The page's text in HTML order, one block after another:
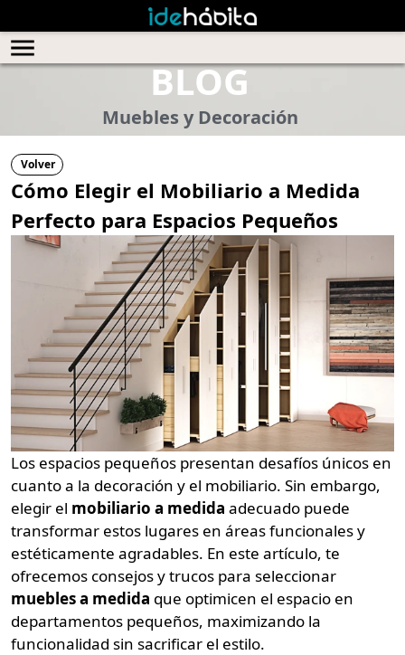
BLOG
Muebles y Decoración
Volver
Cómo Elegir el Mobiliario a Medida
Perfecto para Espacios Pequeños
Los espacios pequeños presentan desafíos únicos en
cuanto a la decoración y el mobiliario. Sin embargo,
elegir el mobiliario a medida adecuado puede
transformar estos lugares en áreas funcionales y
estéticamente agradables. En este artículo, te
ofrecemos consejos y trucos para seleccionar
muebles a medida que optimicen el espacio en
departamentos pequeños, maximizando la
funcionalidad sin sacrificar el estilo.